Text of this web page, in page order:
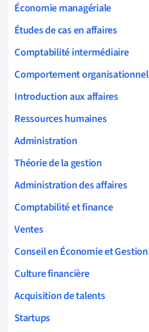
Économie managériale
Études de cas en affaires
Comptabilité intermédiaire
Comportement organisationnel
Introduction aux affaires
Ressources humaines
Administration
Théorie de la gestion
Administration des affaires
Comptabilité et finance
Ventes
Conseil en Économie et Gestion
Culture financière
Acquisition de talents
Startups